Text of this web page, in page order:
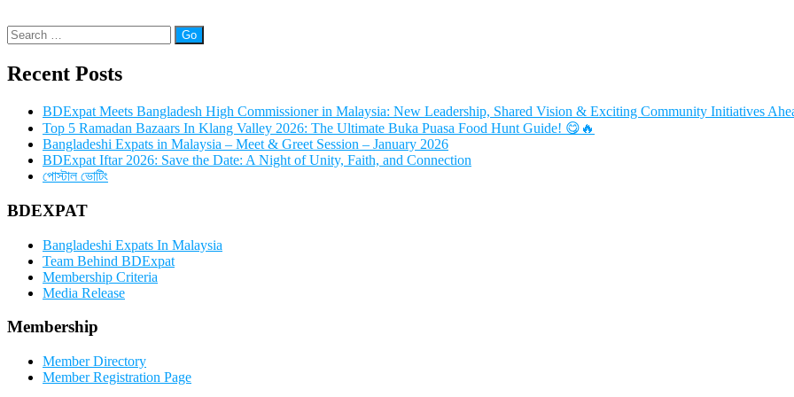
through
RM25,000.00
Search
for:
Recent Posts
BDExpat Meets Bangladesh High Commissioner in Malaysia: New Leadership, Shared Vision & Exciting Community Initiatives
Top 5 Ramadan Bazaars In Klang Valley 2026: The Ultimate Buka Puasa Food Hunt Guide! 😋🔥
Bangladeshi Expats in Malaysia – Meet & Greet Session – January 2026
BDExpat Iftar 2026: Save the Date: A Night of Unity, Faith, and Connection
পোস্টাল ভোটিং
BDEXPAT
Bangladeshi Expats In Malaysia
Team Behind BDExpat
Membership Criteria
Media Release
Membership
Member Directory
Member Registration Page